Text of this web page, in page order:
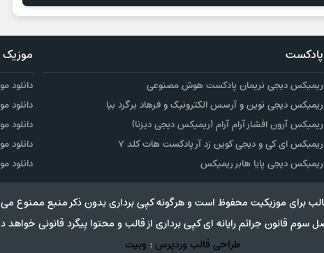
پادکست
ریمیکس دیجی نریمان پادکست هوش مصنوعی
ریمیکس دیجی نوین و آرسس الکترونیک و فرهاد برگرد بیا
ریمیکس آرون افشار آرام آرام (ریمیکس دیجی دیزنا)
ریمیکس ای کی و دیجی کوین زد آر پادکست هات کلد ۷
ریمیکس دیجی پایا هابر ریمیکس
دانلود
دانلود
دانلود
دانلود
دانلود
برای موزیکیت محفوظ است و هرگونه کپی برداری بدون ذکر منبع ممنوع
طراحی قالب وردپرس: وبیت